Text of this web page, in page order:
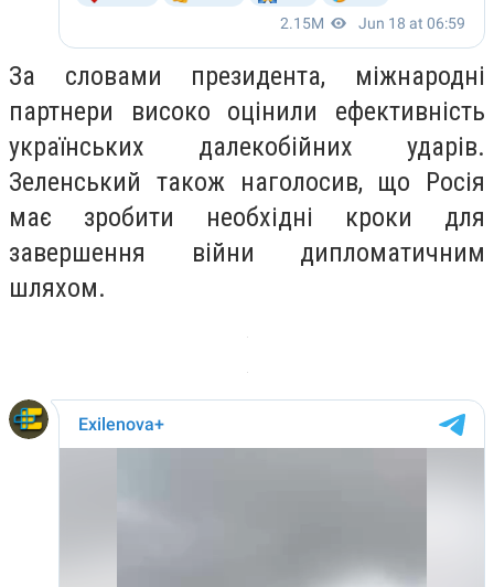
За словами президента, міжнародні
партнери високо оцінили ефективність
українських далекобійних ударів.
Зеленський також наголосив, що Росія
має зробити необхідні кроки для
завершення війни дипломатичним
шляхом.